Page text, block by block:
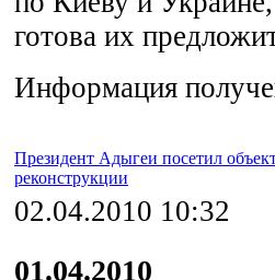
готова их
Информация
Президент Адыгеи посетил
реконструкции
02.04.2010 10:32
01.04.2010